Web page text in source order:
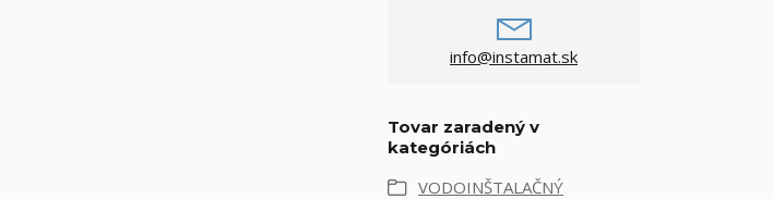
info@instamat.sk
Tovar zaradený v
kategóriách
VODOINŠTALAČNÝ